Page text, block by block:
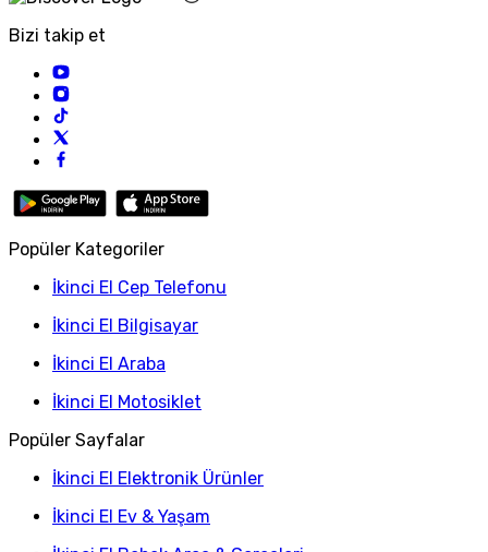
Bizi takip et
Popüler Kategoriler
İkinci El Cep Telefonu
İkinci El Bilgisayar
İkinci El Araba
İkinci El Motosiklet
Popüler Sayfalar
İkinci El Elektronik Ürünler
İkinci El Ev & Yaşam